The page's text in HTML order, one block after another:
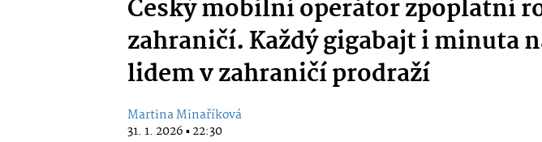
Český mobilní operátor zpoplatní
zahraničí. Každý gigabajt i minuta
lidem v zahraničí prodraží
Martina Minaříková
31. 1. 2026 ▪ 22:30